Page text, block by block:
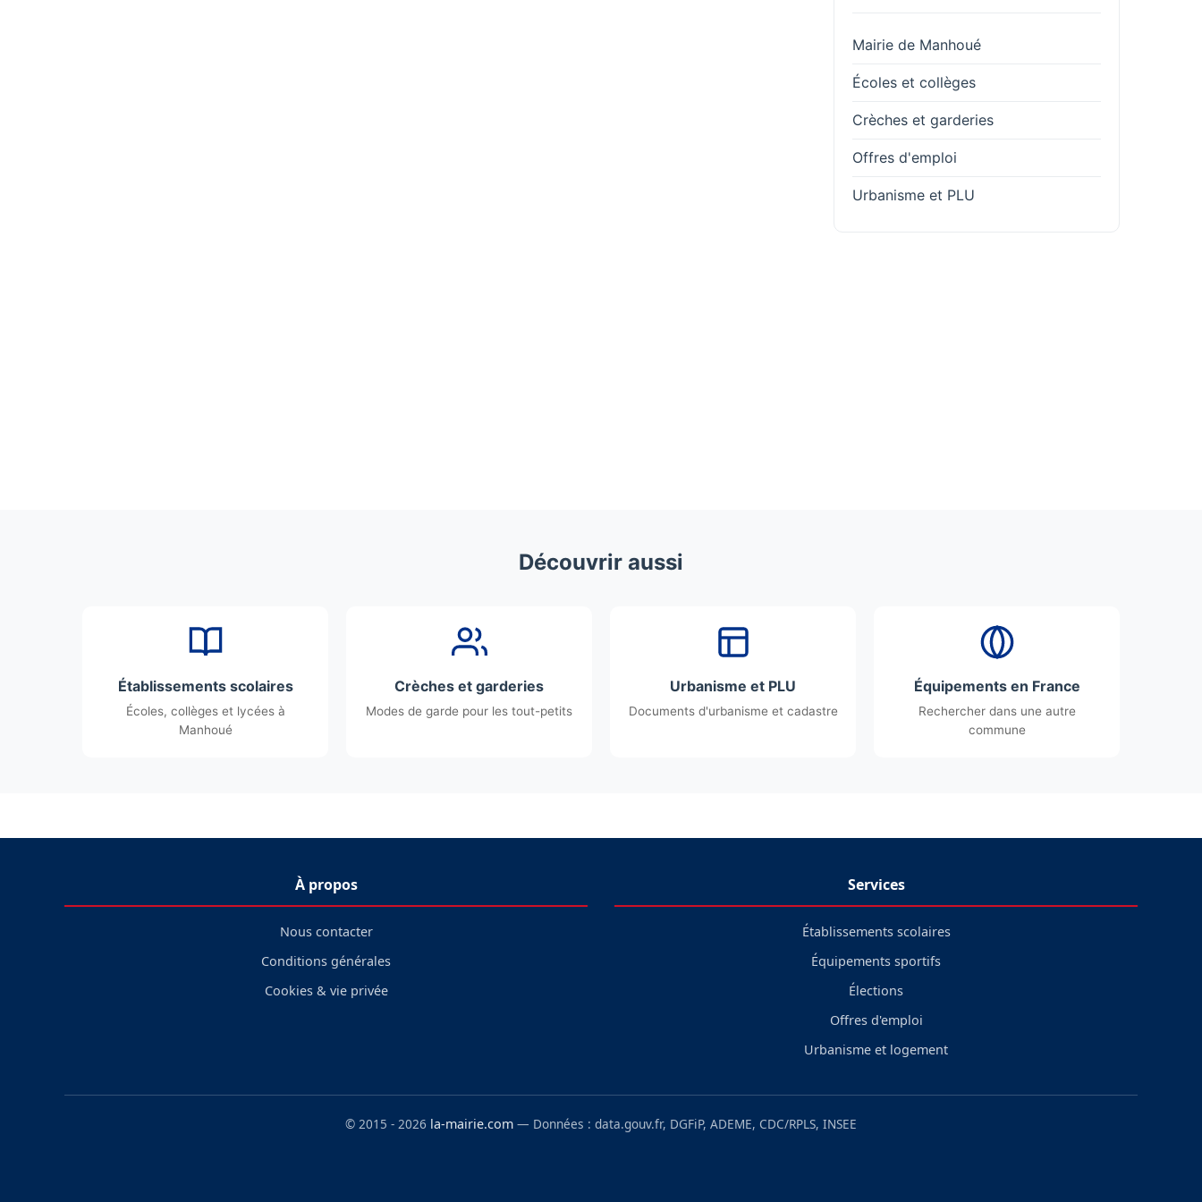
Mairie de Manhoué
Écoles et collèges
Crèches et garderies
Offres d'emploi
Urbanisme et PLU
Découvrir aussi
Établissements scolaires
Écoles, collèges et lycées à
Manhoué
Crèches et garderies
Modes de garde pour les tout-petits
Urbanisme et PLU
Documents d'urbanisme et cadastre
Équipements en France
Rechercher dans une autre
commune
À propos
Nous contacter
Conditions générales
Cookies & vie privée
Services
Établissements scolaires
Équipements sportifs
Élections
Offres d'emploi
Urbanisme et logement
© 2015 - 2026 la-mairie.com — Données : data.gouv.fr, DGFiP, ADEME, CDC/RPLS, INSEE